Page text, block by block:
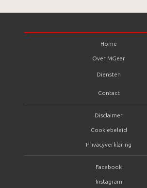
Home
Over MGear
Diensten
Contact
Disclaimer
Cookiebeleid
Privacyverklaring
Facebook
Instagram